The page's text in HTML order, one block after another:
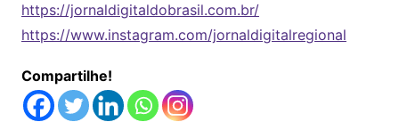
https://jornaldigitaldobrasil.com.br/
https://www.instagram.com/jornaldigitalregional
Compartilhe!